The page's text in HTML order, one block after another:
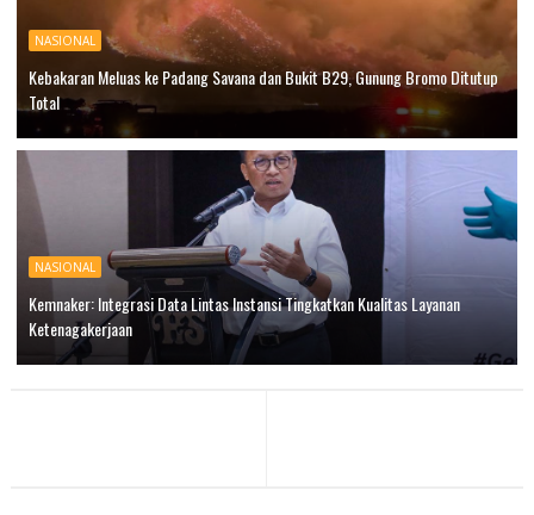
NASIONAL
Kebakaran Meluas ke Padang Savana dan Bukit B29, Gunung Bromo Ditutup
Total
NASIONAL
Kemnaker: Integrasi Data Lintas Instansi Tingkatkan Kualitas Layanan
Ketenagakerjaan